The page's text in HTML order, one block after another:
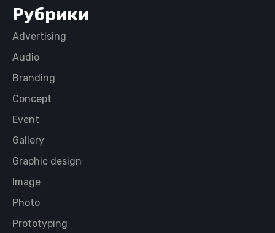
Рубрики
Advertising
Audio
Branding
Concept
Event
Gallery
Graphic design
Image
Photo
Prototyping